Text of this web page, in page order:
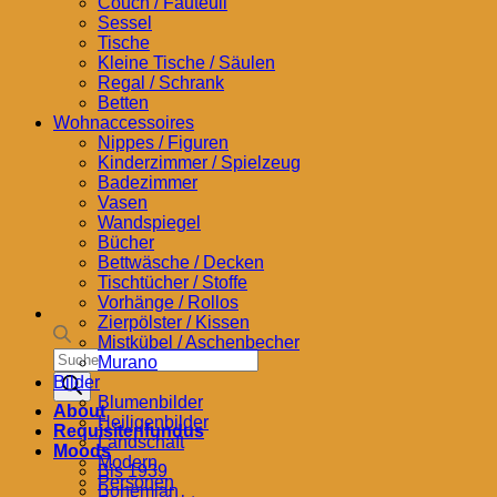
Products
search
About
Requisitenfundus
Moods
Bis 1939
Bohemian
Sessel
Tische
Kleine Tische / Säulen
Regal / Schrank
Betten
Wohnaccessoires
Nippes / Figuren
Kinderzimmer / Spielzeug
Badezimmer
Vasen
Wandspiegel
Bücher
Bettwäsche / Decken
Tischtücher / Stoffe
Vorhänge / Rollos
Zierpölster / Kissen
Mistkübel / Aschenbecher
Murano
Bilder
Blumenbilder
Heiligenbilder
Landschaft
Modern
Personen